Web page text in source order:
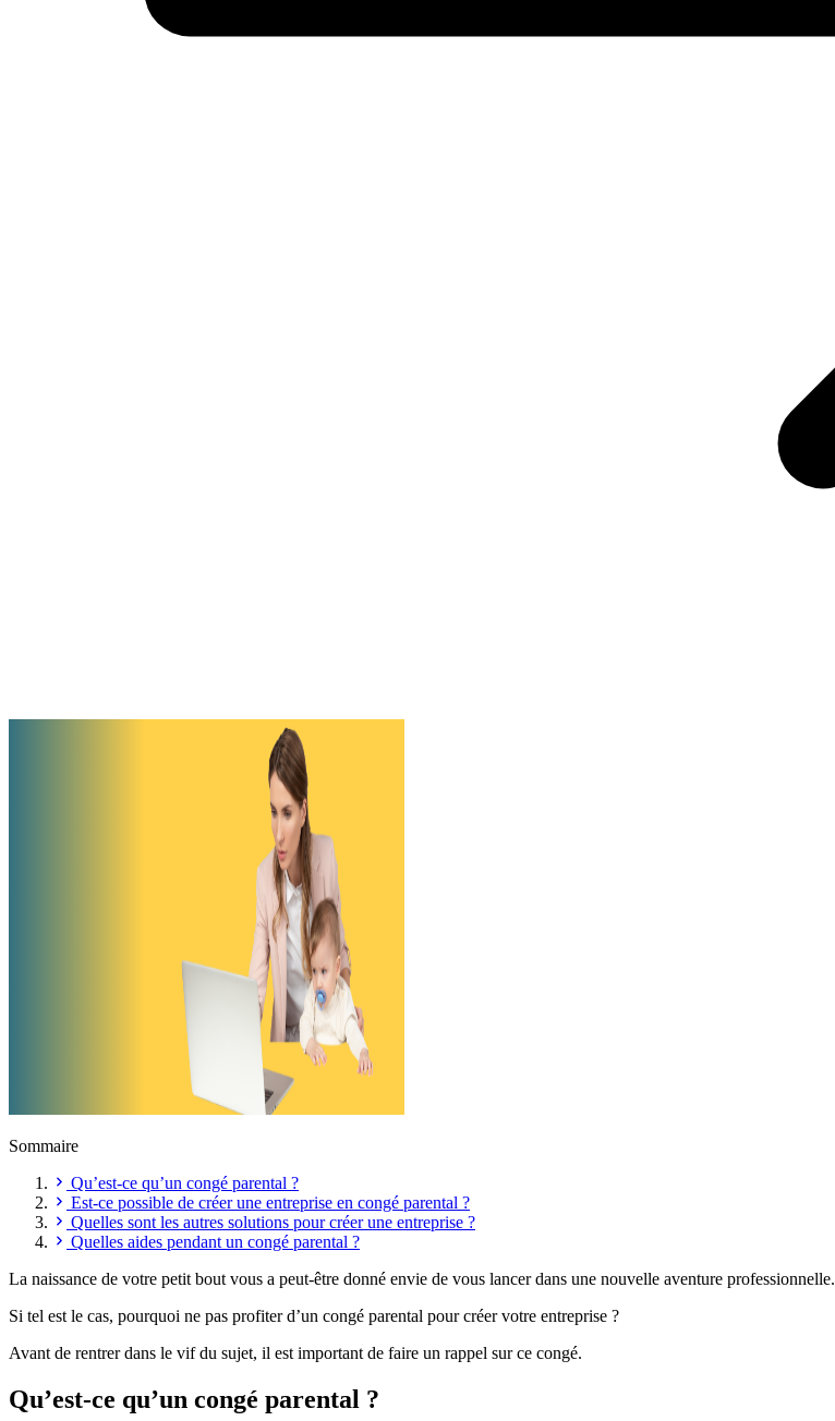
Sommaire
Qu’est-ce qu’un congé parental ?
Est-ce possible de créer une entreprise en congé parental ?
Quelles sont les autres solutions pour créer une entreprise ?
Quelles aides pendant un congé parental ?
La naissance de votre petit bout vous a peut-être donné envie de vous lancer dans une nouvelle aventure professionnelle.
Si tel est le cas, pourquoi ne pas profiter d’un congé parental pour créer votre entreprise ?
Avant de rentrer dans le vif du sujet, il est important de faire un rappel sur ce congé.
Qu’est-ce qu’un congé parental ?